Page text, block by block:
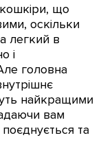
що
оскільки
легкий в
і
головна
найкращими
вам
та